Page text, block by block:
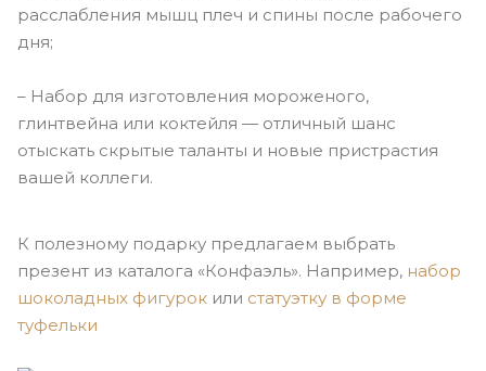
расслабления мышц плеч и спины после рабочего
дня;
– Набор для изготовления мороженого,
глинтвейна или коктейля — отличный шанс
отыскать скрытые таланты и новые пристрастия
вашей коллеги.
К полезному подарку предлагаем выбрать
презент из каталога «Конфаэль». Например, набор
шоколадных фигурок или статуэтку в форме
туфельки